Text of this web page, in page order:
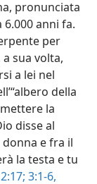
pronunciata
anni fa.
per
sua volta,
a lei nel
della
la
disse al
e fra il
la testa e tu
2:17; 3:1-6,